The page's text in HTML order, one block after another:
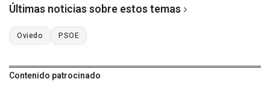
Últimas noticias sobre estos temas
Oviedo PSOE
Contenido patrocinado